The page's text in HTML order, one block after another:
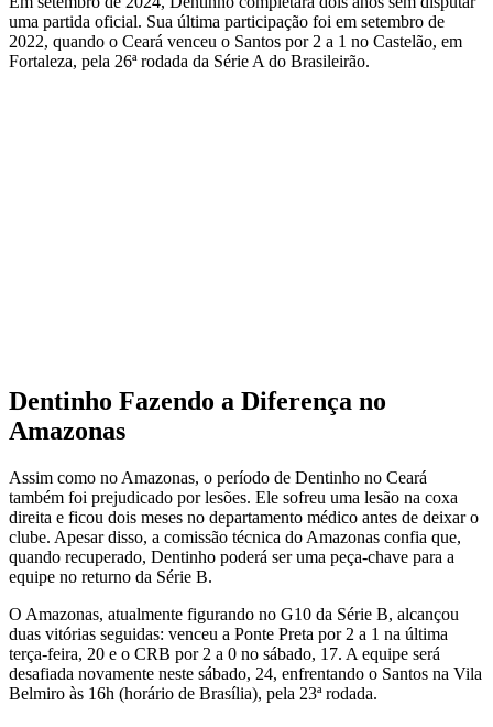
uma partida oficial. Sua última participação foi em setembro de
2022, quando o Ceará venceu o Santos por 2 a 1 no Castelão, em
Fortaleza, pela 26ª rodada da Série A do Brasileirão.
Dentinho Fazendo a Diferença no
Amazonas
Assim como no Amazonas, o período de Dentinho no Ceará
também foi prejudicado por lesões. Ele sofreu uma lesão na coxa
direita e ficou dois meses no departamento médico antes de deixar o
clube. Apesar disso, a comissão técnica do Amazonas confia que,
quando recuperado, Dentinho poderá ser uma peça-chave para a
equipe no returno da Série B.
O Amazonas, atualmente figurando no G10 da Série B, alcançou
duas vitórias seguidas: venceu a Ponte Preta por 2 a 1 na última
terça-feira, 20 e o CRB por 2 a 0 no sábado, 17. A equipe será
desafiada novamente neste sábado, 24, enfrentando o Santos na Vila
Belmiro às 16h (horário de Brasília), pela 23ª rodada.